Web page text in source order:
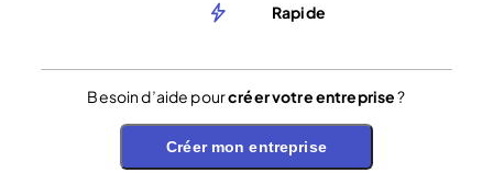
Rapide
Besoin d’aide pourcréer votre entreprise?
Créer mon entreprise